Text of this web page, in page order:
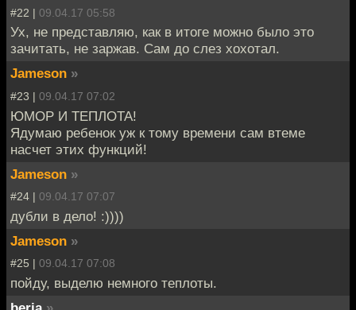
#22 | 09.04.17 05:58
Ух, не представляю, как в итоге можно было это
зачитать, не заржав. Сам до слез хохотал.
Jameson »
#23 | 09.04.17 07:02
ЮМОР И ТЕПЛОТА!
Ядумаю ребенок уж к тому времени сам втеме
насчет этих функций!
Jameson »
#24 | 09.04.17 07:07
дубли в дело! :))))
Jameson »
#25 | 09.04.17 07:08
пойду, выделю немного теплоты.